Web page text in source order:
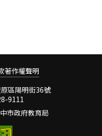
著作權聲明
區陽明街36號
9111
市政府教育局